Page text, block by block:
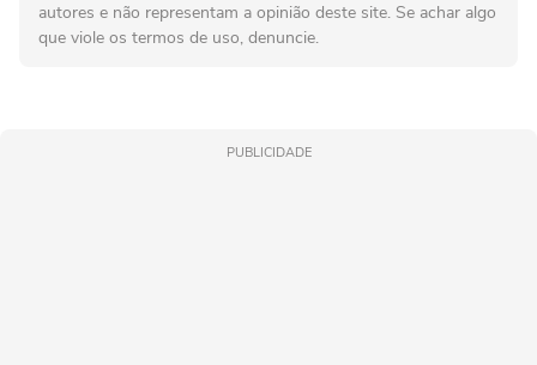
autores e não representam a opinião deste site. Se achar algo
que viole os termos de uso, denuncie.
PUBLICIDADE